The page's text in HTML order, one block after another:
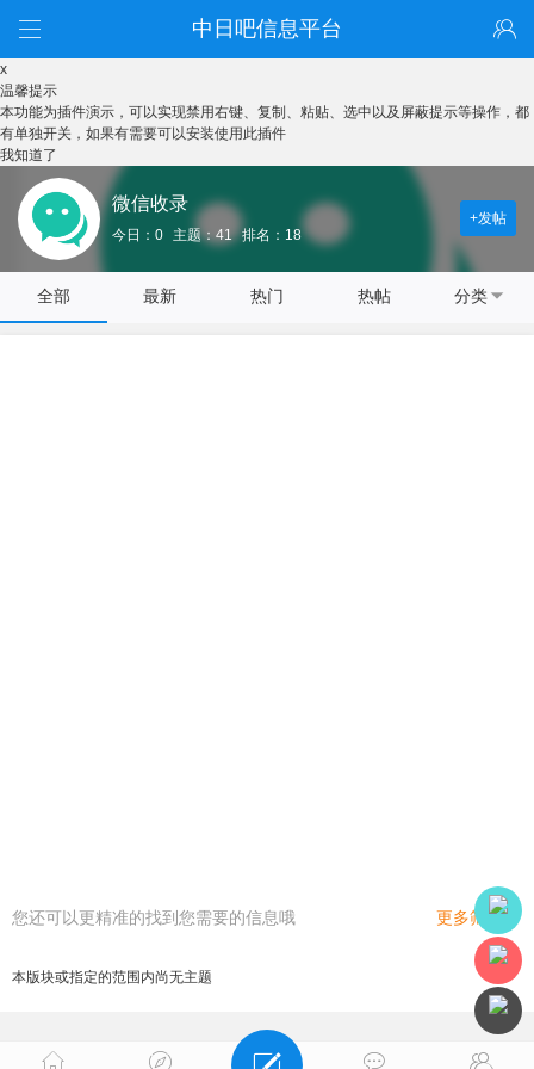
中日吧信息平台
x
温馨提示
本功能为插件演示，可以实现禁用右键、复制、粘贴、选中以及屏蔽提示等操作，都
有单独开关，如果有需要可以安装使用此插件
我知道了
微信收录
今日：0 主题：41 排名：18
+发帖
全部 最新 热门 热帖 分类
您还可以更精准的找到您需要的信息哦 更多筛选
本版块或指定的范围内尚无主题